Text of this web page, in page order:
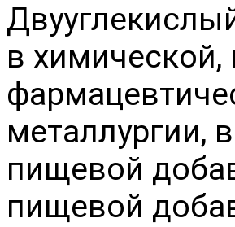
в
металлургии,
пищевой
пищевой